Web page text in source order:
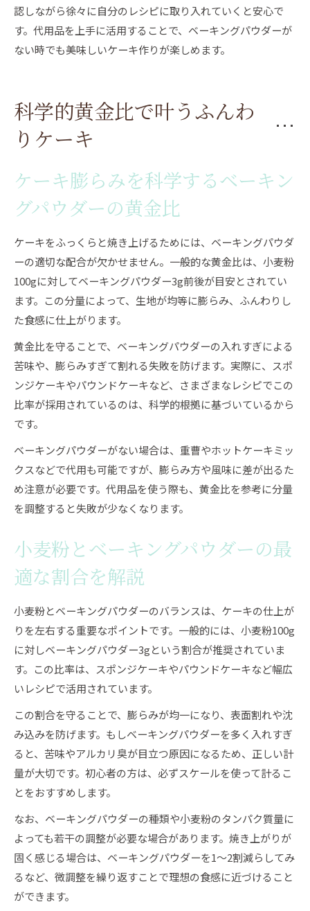
認しながら徐々に自分のレシピに取り入れていくと安心で
す。代用品を上手に活用することで、ベーキングパウダーが
ない時でも美味しいケーキ作りが楽しめます。
科学的黄金比で叶うふんわ
りケーキ
ケーキ膨らみを科学するベーキン
グパウダーの黄金比
ケーキをふっくらと焼き上げるためには、ベーキングパウダ
ーの適切な配合が欠かせません。一般的な黄金比は、小麦粉
100gに対してベーキングパウダー3g前後が目安とされてい
ます。この分量によって、生地が均等に膨らみ、ふんわりし
た食感に仕上がります。
黄金比を守ることで、ベーキングパウダーの入れすぎによる
苦味や、膨らみすぎて割れる失敗を防げます。実際に、スポ
ンジケーキやパウンドケーキなど、さまざまなレシピでこの
比率が採用されているのは、科学的根拠に基づいているから
です。
ベーキングパウダーがない場合は、重曹やホットケーキミッ
クスなどで代用も可能ですが、膨らみ方や風味に差が出るた
め注意が必要です。代用品を使う際も、黄金比を参考に分量
を調整すると失敗が少なくなります。
小麦粉とベーキングパウダーの最
適な割合を解説
小麦粉とベーキングパウダーのバランスは、ケーキの仕上が
りを左右する重要なポイントです。一般的には、小麦粉100g
に対しベーキングパウダー3gという割合が推奨されていま
す。この比率は、スポンジケーキやパウンドケーキなど幅広
いレシピで活用されています。
この割合を守ることで、膨らみが均一になり、表面割れや沈
み込みを防げます。もしベーキングパウダーを多く入れすぎ
ると、苦味やアルカリ臭が目立つ原因になるため、正しい計
量が大切です。初心者の方は、必ずスケールを使って計るこ
とをおすすめします。
なお、ベーキングパウダーの種類や小麦粉のタンパク質量に
よっても若干の調整が必要な場合があります。焼き上がりが
固く感じる場合は、ベーキングパウダーを1～2割減らしてみ
るなど、微調整を繰り返すことで理想の食感に近づけること
ができます。